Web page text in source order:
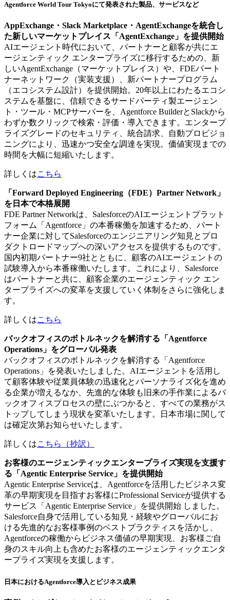
Agentforce World Tour Tokyoにて発表された製品、サービスなど
AppExchange・Slack Marketplace・AgentExchangeを統合し
た新しいマーケットプレイス「AgentExchange」を提供開始
AIエージェント時代において、パートナーと顧客が共にエ
ージェンティック エンタープライズに移行するための、新
しいAgentExchange（マーケットプレイス）や、FDEパート
ナーネットワーク（実装支援）、新パートナープログラム
（エコシステム設計）を提供開始。20年以上にわたるエコシ
ステムを基盤に、信頼できるサードパーティ製エージェン
ト・ツール・MCPサーバーを、Agentforce BuilderとSlackから
わずか数クリックで検索・評価・導入できます。エンタープ
ライズグレードのセキュリティ、統合請求、自動プロビジョ
ニングにより、迅速かつ安全な調達を実現。価値実現までの
時間を大幅に短縮いたします。
詳しくはこちら
「Forward Deployed Engineering（FDE）Partner Network」
を日本で本格展開
FDE Partner Networkは、SalesforceのAIエージェントプラット
フォーム「Agentforce」の本番稼働を加速するため、パート
ナー企業に対してSalesforceのエンジニアリング知見とプロ
ダクトロードマップへの深いアクセスを提供するものです。
国内初期パートナー9社とともに、顧客のAIエージェントの
試験導入から本番稼働いたします。これにより、Salesforce
はパートナーと共に、顧客企業のエージェンティック エン
タープライズへの変革を支援していく体制をさらに強化しま
す。
詳しくはこちら
バックオフィスのボトルネックを解消する「Agentforce
Operations」をグローバル発表
バックオフィスのボトルネックを解消する「Agentforce
Operations」を発表いたしました。AIエージェントを活用し
て顧客体験や従業員体験の迅速化とパーソナライズ化を進め
る企業が増えるなか、先進的な体験も旧来の手作業によるバ
ックオフィスプロセスの壁にぶつかると、すべての業務がス
トップしてしまう現状を変革いたします。日本市場に関して
は確定次第お知らせいたします。
詳しくはこちら（抄訳）
お客様のエージェンティックエンタープライズ実現を支援す
る「Agentic Enterprise Service」を提供開始
Agentic Enterprise Serviceは、Agentforceを活用したビジネス変
革の早期実現を目指すお客様にProfessional Serviceが提供する
サービス「Agentic Enterprise Service」を提供開始 しました。
Salesforce自身で活用している知見・経験やグローバルにお
ける先進的なお客様事例のベストプラクティスを活かし、
Agentforceの稼働からビジネス価値の早期実現、お客様ご自
身のスキル向上も含めたお客様のエージェンティックエンタ
ープライズ実現を支援します。
日本におけるAgentforce導入とビジネス成果